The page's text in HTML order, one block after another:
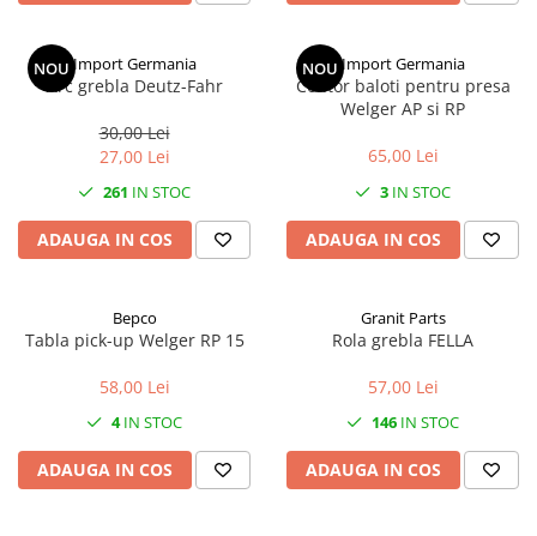
NOUImport Germania
Arc grebla Deutz-Fahr
30,00 Lei
27,00 Lei
261 IN STOC
ADAUGA IN COS
NOUImport Germania
Contor baloti pentru presa
Welger AP si RP
65,00 Lei
3 IN STOC
ADAUGA IN COS
Bepco
Tabla pick-up Welger RP 15
58,00 Lei
4IN STOC
ADAUGA IN COS
Granit Parts
Rola grebla FELLA
57,00 Lei
146 IN STOC
ADAUGA IN COS